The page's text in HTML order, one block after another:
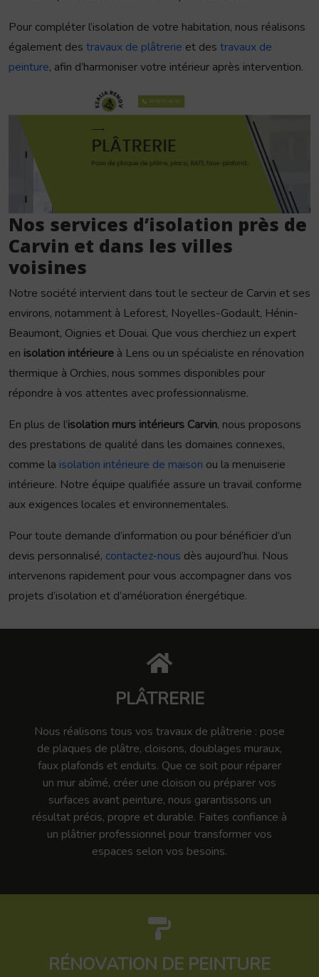
Pour compléter l’isolation de votre habitation, nous réalisons
également des travaux de plâtrerie et des travaux de
peinture, afin d’harmoniser votre intérieur après intervention.
Nos services d’isolation près de
Carvin et dans les villes
voisines
Notre société intervient dans tout le secteur de Carvin et ses
environs, notamment à Leforest, Noyelles-Godault, Hénin-
Beaumont, Oignies et Douai. Que vous cherchiez un expert
en isolation intérieure à Lens ou un spécialiste en rénovation
thermique à Orchies, nous sommes disponibles pour
répondre à vos attentes avec professionnalisme.
En plus de l’isolation murs intérieurs Carvin, nous proposons
des prestations de qualité dans les domaines connexes,
comme la isolation intérieure de maison ou la menuiserie
intérieure. Notre équipe qualifiée assure un travail conforme
aux exigences locales et environnementales.
Pour toute demande d’information ou pour bénéficier d’un
devis personnalisé, contactez-nous dès aujourd’hui. Nous
intervenons rapidement pour vous accompagner dans vos
projets d’isolation et d’amélioration énergétique.
PLÂTRERIE
Nous réalisons tous vos travaux de plâtrerie : pose
de plaques de plâtre, cloisons, doublages muraux,
faux plafonds et enduits. Que ce soit pour réparer
un mur abîmé, créer une cloison ou préparer vos
surfaces avant peinture, nous garantissons un
résultat précis, propre et durable. Faites confiance à
un plâtrier professionnel pour transformer vos
espaces selon vos besoins.
RÉNOVATION DE PEINTURE